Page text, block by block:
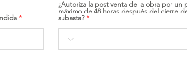
¿Autoriza la post venta de la obra por un
máximo de 48 horas después del cierre
subasta?